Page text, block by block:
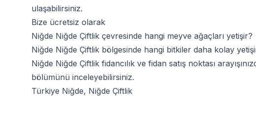
ulaşabilirsiniz.
Bize ücretsiz olarak
Niğde Niğde Çiftlik çevresinde hangi meyve ağaçları yetişir?
Niğde Niğde Çiftlik bölgesinde hangi bitkiler daha kolay
Niğde Niğde Çiftlik fidancılık ve fidan satış noktası
bölümünü inceleyebilirsiniz.
Türkiye Niğde, Niğde Çiftlik